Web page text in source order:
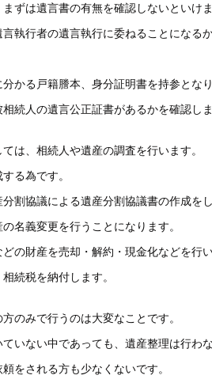
ずは遺言書の有無を確認しないといけ
執行者の遺言執行に委ねることになる
かる戸籍謄本、身分証明書を持参とな
続人の遺言公正証書があるかを確認し
は、相続人や遺産の調査を行います。
る為です。
割協議による遺産分割協議書の作成を
名義変更を行うことになります。
の財産を売却・解約・現金化などを行
続税を納付します。
のみで行うのは大変なことです。
ていない中であっても、遺産整理は行わ
をされる方も少なくないです。